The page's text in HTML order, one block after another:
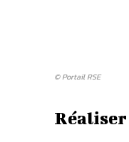
© Portail RSE